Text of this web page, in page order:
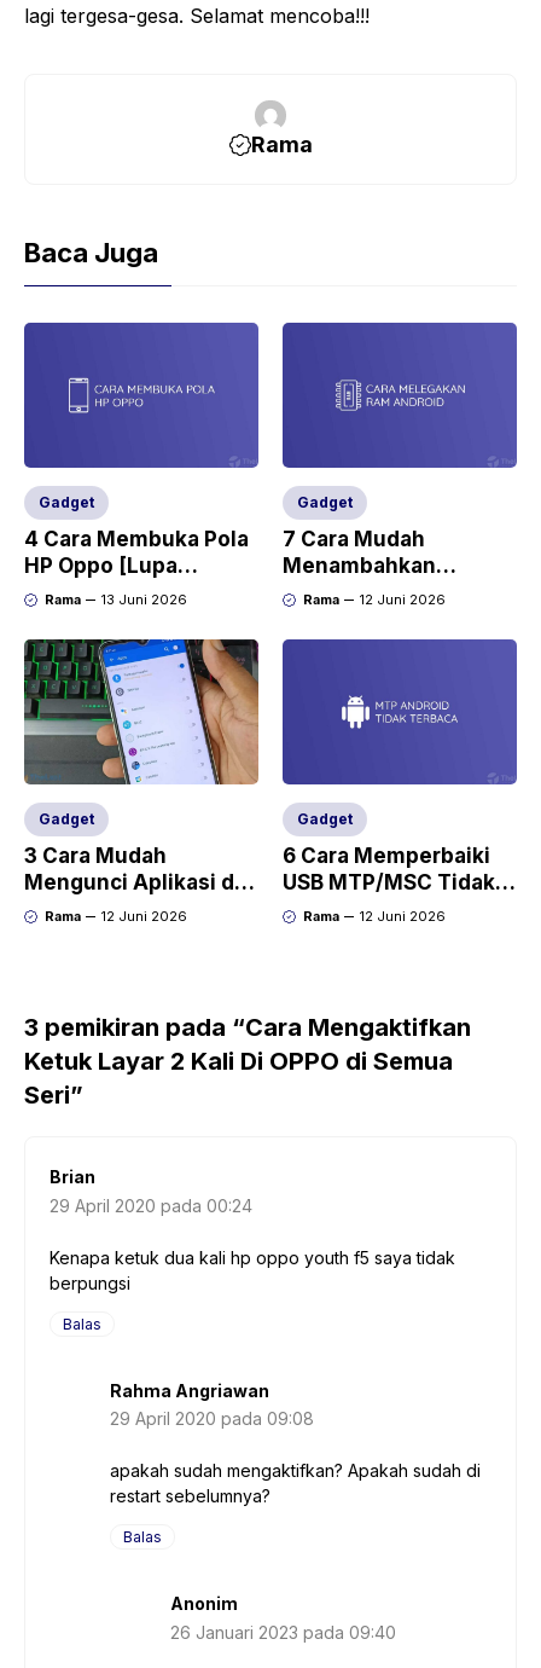
lagi tergesa-gesa. Selamat mencoba!!!
Rama
Baca Juga
Gadget
4 Cara Membuka Pola
HP Oppo [Lupa
Password dan PIN]
Rama 13 Juni 2026
Gadget
7 Cara Mudah
Menambahkan
Kapasitas RAM di HP
Rama 12 Juni 2026
Gadget
3 Cara Mudah
Mengunci Aplikasi di
HP Realme C35 Data
Rama 12 Juni 2026
Gadget
6 Cara Memperbaiki
USB MTP/MSC Tidak
Terbaca dan Muncul di
Rama 12 Juni 2026
3 pemikiran pada “Cara Mengaktifkan
Ketuk Layar 2 Kali Di OPPO di Semua
Seri”
Brian
29 April 2020 pada 00:24
Kenapa ketuk dua kali hp oppo youth f5 saya tidak
berpungsi
Balas
Rahma Angriawan
29 April 2020 pada 09:08
apakah sudah mengaktifkan? Apakah sudah di
restart sebelumnya?
Balas
Anonim
26 Januari 2023 pada 09:40